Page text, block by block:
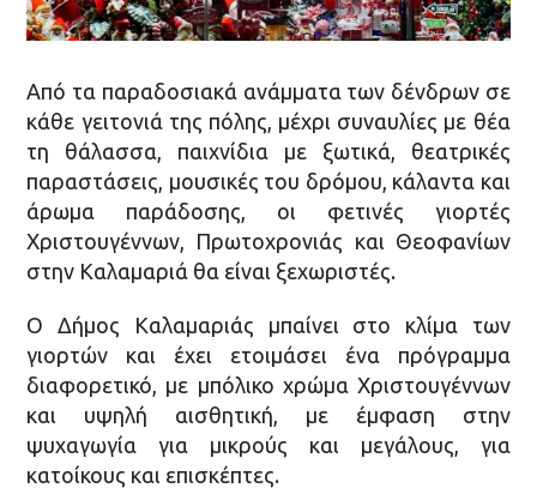
Από τα παραδοσιακά ανάμματα των δένδρων σε
κάθε γειτονιά της πόλης, μέχρι συναυλίες με θέα
τη θάλασσα, παιχνίδια με ξωτικά, θεατρικές
παραστάσεις, μουσικές του δρόμου, κάλαντα και
άρωμα παράδοσης, οι φετινές γιορτές
Χριστουγέννων, Πρωτοχρονιάς και Θεοφανίων
στην Καλαμαριά θα είναι ξεχωριστές.
Ο Δήμος Καλαμαριάς μπαίνει στο κλίμα των
γιορτών και έχει ετοιμάσει ένα πρόγραμμα
διαφορετικό, με μπόλικο χρώμα Χριστουγέννων
και υψηλή αισθητική, με έμφαση στην
ψυχαγωγία για μικρούς και μεγάλους, για
κατοίκους και επισκέπτες.